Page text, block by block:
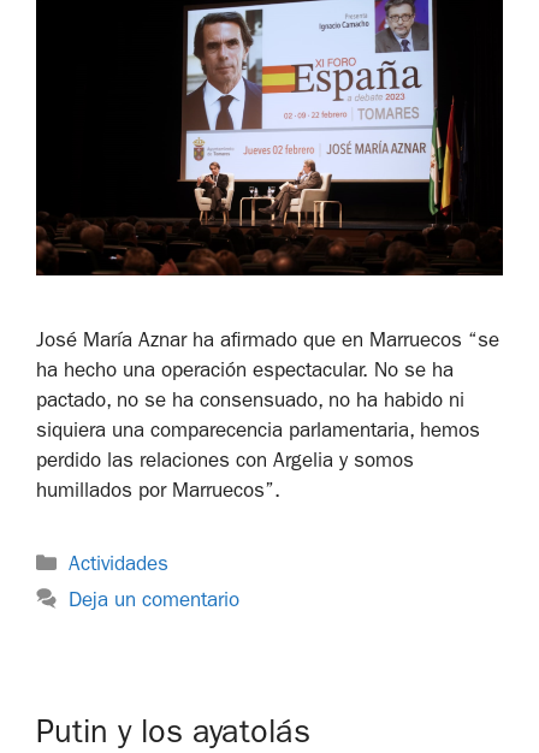
José María Aznar ha afirmado que en Marruecos “se
ha hecho una operación espectacular. No se ha
pactado, no se ha consensuado, no ha habido ni
siquiera una comparecencia parlamentaria, hemos
perdido las relaciones con Argelia y somos
humillados por Marruecos”.
Actividades
Deja un comentario
Putin y los ayatolás